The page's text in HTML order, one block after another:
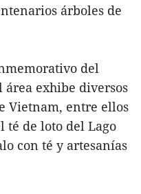
árboles de
del
exhibe diversos
Vietnam, entre ellos
té de loto del Lago
con té y artesanías